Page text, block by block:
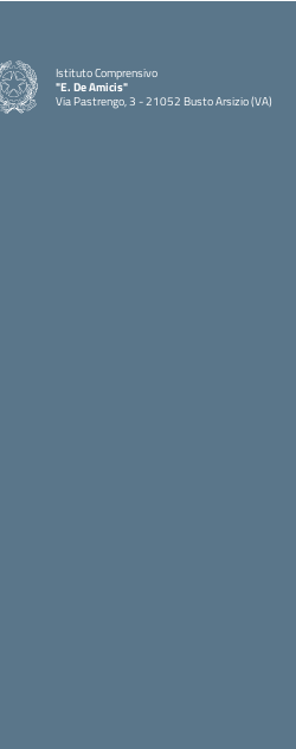
Istituto Comprensivo
"E. De Amicis"
Via Pastrengo, 3 - 21052 Busto Arsizio (VA)